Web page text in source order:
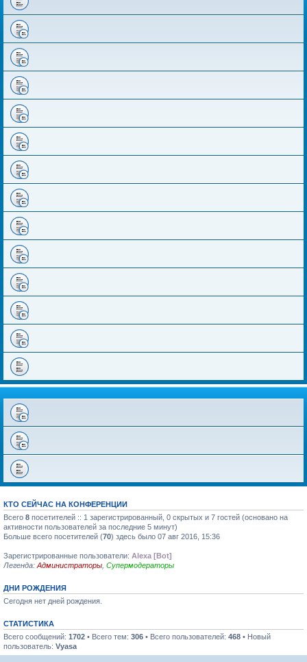
КТО СЕЙЧАС НА КОНФЕРЕНЦИИ
Всего 8 посетителей :: 1 зарегистрированный, 0 скрытых и 7 гостей (основано на
активности пользователей за последние 5 минут)
Больше всего посетителей (70) здесь было 07 авг 2016, 15:36
Зарегистрированные пользователи: Alexa [Bot]
Легенда: Администраторы Супермодераторы
ДНИ РОЖДЕНИЯ
Сегодня нет дней рождения.
СТАТИСТИКА
Всего сообщений: 1702 • Всего тем: 306 • Всего пользователей: 468 • Новый
пользователь: Vyasa